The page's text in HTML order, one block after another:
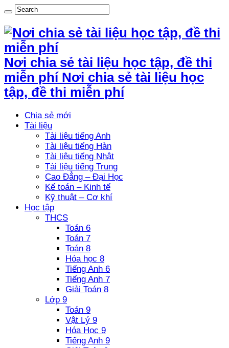
Nơi chia sẻ tài liệu học tập, đề thi
miễn phí Nơi chia sẻ tài liệu học
tập, đề thi miễn phí
Chia sẻ mới
Tài liệu
Tài liệu tiếng Anh
Tài liệu tiếng Hàn
Tài liệu tiếng Nhật
Tài liệu tiếng Trung
Cao Đẳng – Đại Học
Kế toán – Kinh tế
Kỹ thuật – Cơ khí
Học tập
THCS
Toán 6
Toán 7
Toán 8
Hóa học 8
Tiếng Anh 6
Tiếng Anh 7
Giải Toán 8
Lớp 9
Toán 9
Vật Lý 9
Hóa Học 9
Tiếng Anh 9